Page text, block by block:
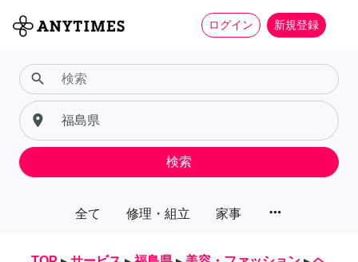
ログイン 新規登録
全て 修理・組立 家事 more_horiz
search
place
検索